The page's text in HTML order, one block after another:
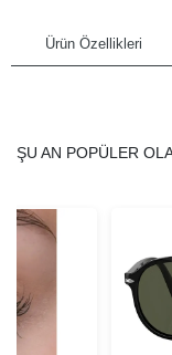
Ürün Özellikleri
ŞU AN POPÜLER